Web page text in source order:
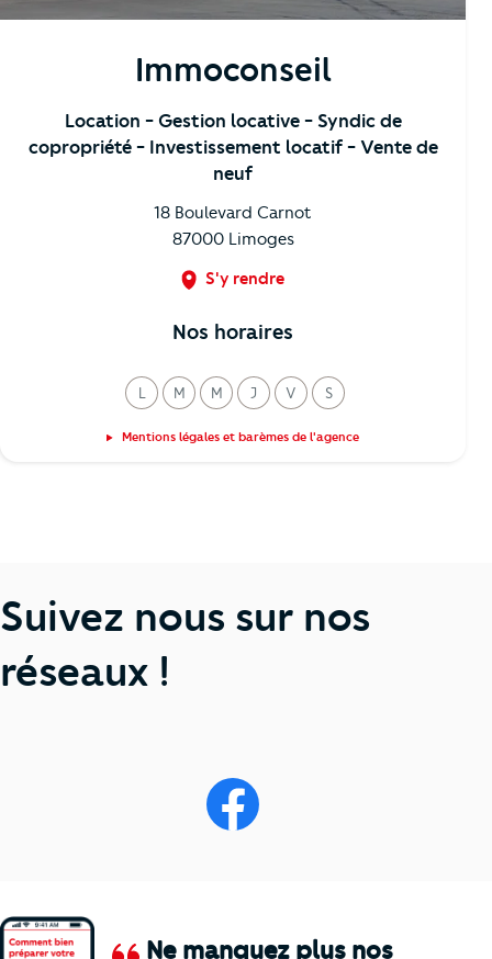
Immoconseil
Location - Gestion locative - Syndic de
copropriété - Investissement locatif - Vente de
neuf
18 Boulevard Carnot
87000 Limoges
S'y rendre
Nos horaires
L
undi
M
ardi
M
ercredi
J
eudi
V
endredi
S
amedi
Mentions légales et barèmes de l'agence
Suivez nous sur nos
réseaux !
Ne manquez plus nos